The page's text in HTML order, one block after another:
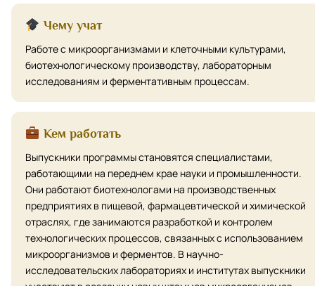
Чему учат
Работе с микроорганизмами и клеточными культурами,
биотехнологическому производству, лабораторным
исследованиям и ферментативным процессам.
Кем работать
Выпускники программы становятся специалистами,
работающими на переднем крае науки и промышленности.
Они работают биотехнологами на производственных
предприятиях в пищевой, фармацевтической и химической
отраслях, где занимаются разработкой и контролем
технологических процессов, связанных с использованием
микроорганизмов и ферментов. В научно-
исследовательских лабораториях и институтах выпускники